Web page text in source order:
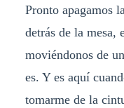
Pronto apagamos
detrás de la mesa,
moviéndonos de
es. Y es aquí
tomarme de la